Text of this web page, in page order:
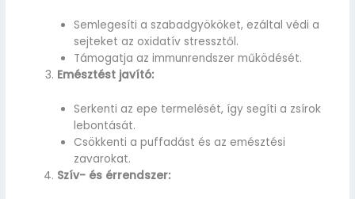
Semlegesíti a szabadgyököket, ezáltal védi a
sejteket az oxidatív stressztől.
Támogatja az immunrendszer működését.
Emésztést javító:
Serkenti az epe termelését, így segíti a zsírok
lebontását.
Csökkenti a puffadást és az emésztési
zavarokat.
Szív- és érrendszer: